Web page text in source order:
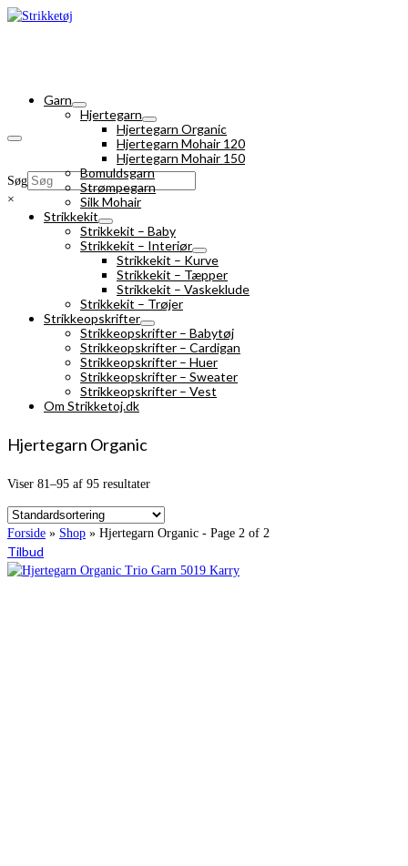
Søg
×
Garn
Hjertegarn
Hjertegarn Organic
Hjertegarn Mohair 120
Hjertegarn Mohair 150
Bomuldsgarn
Strømpegarn
Silk Mohair
Strikkekit
Strikkekit – Baby
Strikkekit – Interiør
Strikkekit – Kurve
Strikkekit – Tæpper
Strikkekit – Vaskeklude
Strikkekit – Trøjer
Strikkeopskrifter
Strikkeopskrifter – Babytøj
Strikkeopskrifter – Cardigan
Strikkeopskrifter – Huer
Strikkeopskrifter – Sweater
Strikkeopskrifter – Vest
Om Strikketoj.dk
Hjertegarn Organic
Viser 81–95 af 95 resultater
Forside » Shop » Hjertegarn Organic - Page 2 of 2
Tilbud